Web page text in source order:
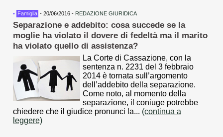
• Famiglia - 20/06/2016 - REDAZIONE GIURIDICA
Separazione e addebito: cosa succede se la
moglie ha violato il dovere di fedeltà ma il marito
ha violato quello di assistenza?
La Corte di Cassazione, con la
sentenza n. 2231 del 3 febbraio
2014 è tornata sull’argomento
dell’addebito della separazione.
Come noto, al momento della
separazione, il coniuge potrebbe
chiedere che il giudice pronunci la... (continua a
leggere)